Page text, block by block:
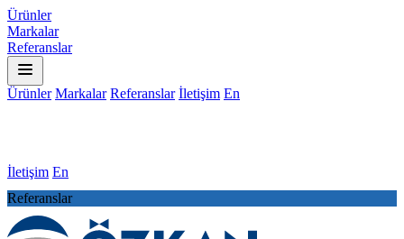
Ürünler
Markalar
Referanslar
Ürünler Markalar Referanslar İletişim En
İletişim En
Referanslar